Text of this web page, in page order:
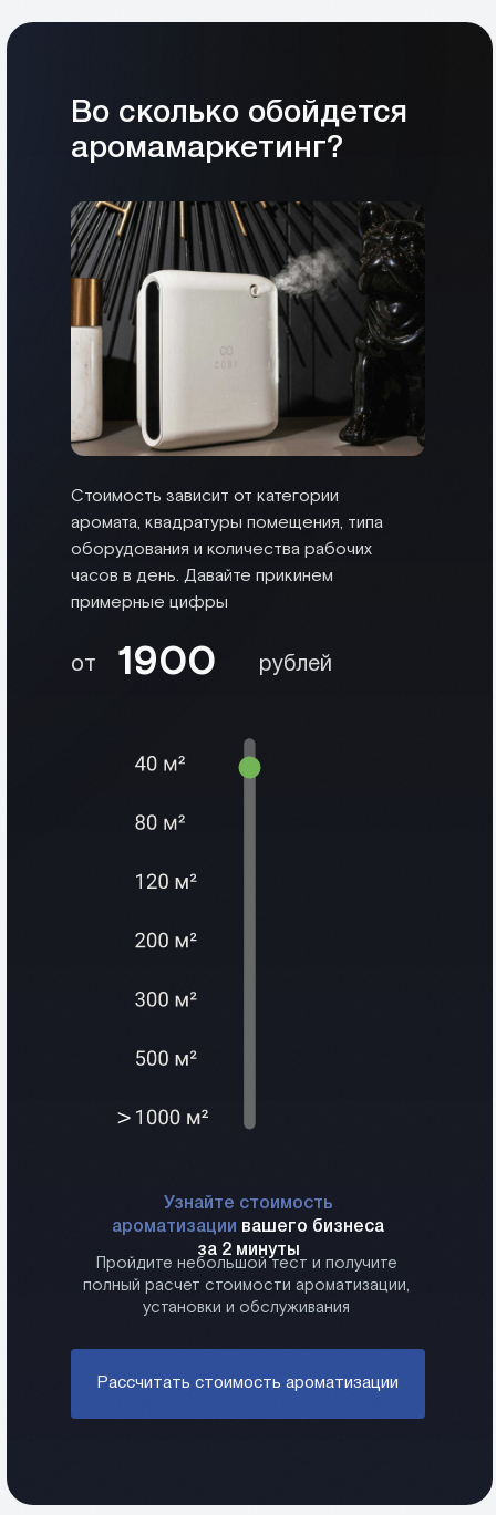
Во сколько обойдется
аромамаркетинг?
Стоимость зависит от категории
аромата, квадратуры помещения, типа
оборудования и количества рабочих
часов в день. Давайте прикинем
примерные цифры
Узнайте стоимость
ароматизации вашего бизнеса
за 2 минуты
Пройдите небольшой тест и получите
полный расчет стоимости ароматизации,
установки и обслуживания
Рассчитать стоимость ароматизации
от 1900 рублей